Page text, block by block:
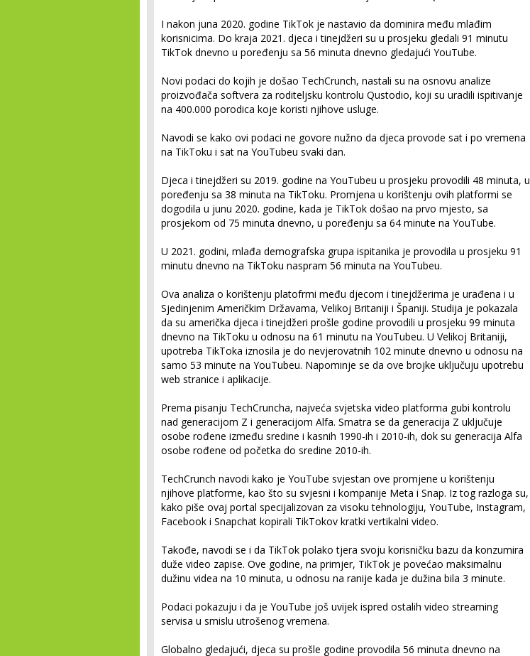
I nakon juna 2020. godine TikTok je nastavio da dominira među mlađim
korisnicima. Do kraja 2021. djeca i tinejdžeri su u prosjeku gledali 91 minutu
TikTok dnevno u poređenju sa 56 minuta dnevno gledajući YouTube.
Novi podaci do kojih je došao TechCrunch, nastali su na osnovu analize
proizvođača softvera za roditeljsku kontrolu Qustodio, koji su uradili ispitivanje
na 400.000 porodica koje koristi njihove usluge.
Navodi se kako ovi podaci ne govore nužno da djeca provode sat i po vremena
na TikToku i sat na YouTubeu svaki dan.
Djeca i tinejdžeri su 2019. godine na YouTubeu u prosjeku provodili 48 minuta, u
poređenju sa 38 minuta na TikToku. Promjena u korištenju ovih platformi se
dogodila u junu 2020. godine, kada je TikTok došao na prvo mjesto, sa
prosjekom od 75 minuta dnevno, u poređenju sa 64 minute na YouTube.
U 2021. godini, mlađa demografska grupa ispitanika je provodila u prosjeku 91
minutu dnevno na TikToku naspram 56 minuta na YouTubeu.
Ova analiza o korištenju platofrmi među djecom i tinejdžerima je urađena i u
Sjedinjenim Američkim Državama, Velikoj Britaniji i Španiji. Studija je pokazala
da su američka djeca i tinejdžeri prošle godine provodili u prosjeku 99 minuta
dnevno na TikToku u odnosu na 61 minutu na YouTubeu. U Velikoj Britaniji,
upotreba TikToka iznosila je do nevjerovatnih 102 minute dnevno u odnosu na
samo 53 minute na YouTubeu. Napominje se da ove brojke uključuju upotrebu
web stranice i aplikacije.
Prema pisanju TechCruncha, najveća svjetska video platforma gubi kontrolu
nad generacijom Z i generacijom Alfa. Smatra se da generacija Z uključuje
osobe rođene između sredine i kasnih 1990-ih i 2010-ih, dok su generacija Alfa
osobe rođene od početka do sredine 2010-ih.
TechCrunch navodi kako je YouTube svjestan ove promjene u korištenju
njihove platforme, kao što su svjesni i kompanije Meta i Snap. Iz tog razloga su,
kako piše ovaj portal specijalizovan za visoku tehnologiju, YouTube, Instagram,
Facebook i Snapchat kopirali TikTokov kratki vertikalni video.
Takođe, navodi se i da TikTok polako tjera svoju korisničku bazu da konzumira
duže video zapise. Ove godine, na primjer, TikTok je povećao maksimalnu
dužinu videa na 10 minuta, u odnosu na ranije kada je dužina bila 3 minute.
Podaci pokazuju i da je YouTube još uvijek ispred ostalih video streaming
servisa u smislu utrošenog vremena.
Globalno gledajući, djeca su prošle godine provodila 56 minuta dnevno na